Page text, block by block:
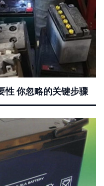
性 你忽略的关键步骤